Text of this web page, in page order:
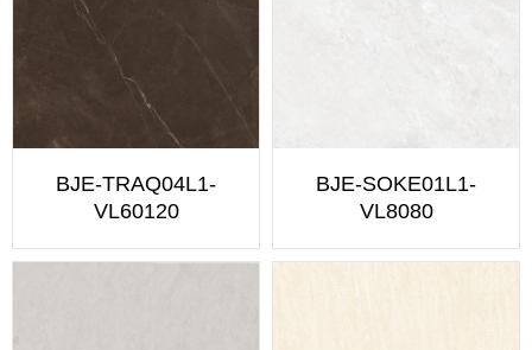
BJE-TRAQ04L1-
VL60120
BJE-SOKE01L1-
VL8080